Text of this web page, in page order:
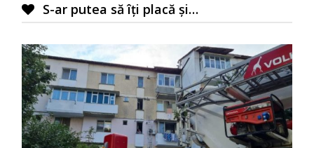
S-ar putea să îți placă și…